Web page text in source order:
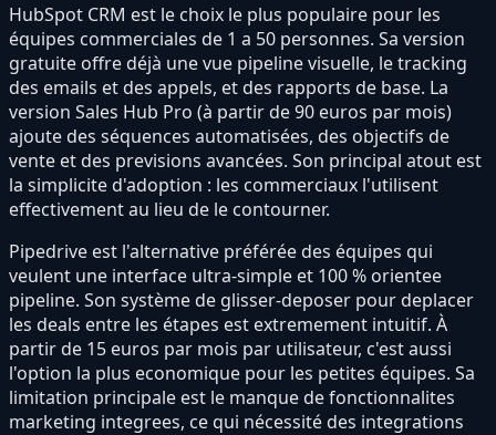
HubSpot CRM est le choix le plus populaire pour les
équipes commerciales de 1 a 50 personnes. Sa version
gratuite offre déjà une vue pipeline visuelle, le tracking
des emails et des appels, et des rapports de base. La
version Sales Hub Pro (à partir de 90 euros par mois)
ajoute des séquences automatisées, des objectifs de
vente et des previsions avancées. Son principal atout est
la simplicite d'adoption : les commerciaux l'utilisent
effectivement au lieu de le contourner.
Pipedrive est l'alternative préférée des équipes qui
veulent une interface ultra-simple et 100 % orientee
pipeline. Son système de glisser-deposer pour deplacer
les deals entre les étapes est extremement intuitif. À
partir de 15 euros par mois par utilisateur, c'est aussi
l'option la plus economique pour les petites équipes. Sa
limitation principale est le manque de fonctionnalites
marketing integrees, ce qui nécessité des integrations